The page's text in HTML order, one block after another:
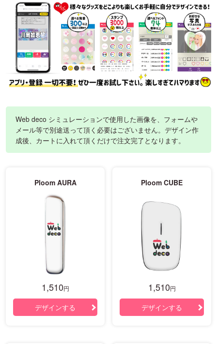
Web deco シミュレーションで使用した画像を、フォームや
メール等で別途送って頂く必要はございません。デザイン作
成後、カートに入れて頂くだけで注文完了となります。
Ploom AURA
1,510円
デザインする
Ploom CUBE
1,510円
デザインする